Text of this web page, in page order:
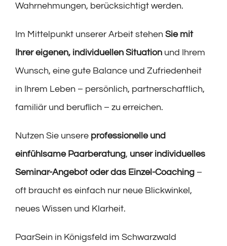
Wahrnehmungen, berücksichtigt werden.
Im Mittelpunkt unserer Arbeit stehen Sie mit
Ihrer eigenen, individuellen Situation und Ihrem
Wunsch, eine gute Balance und Zufriedenheit
in Ihrem Leben – persönlich, partnerschaftlich,
familiär und beruflich – zu erreichen.
Nutzen Sie unsere professionelle und
einfühlsame Paarberatung, unser individuelles
Seminar-Angebotoder das Einzel-Coaching –
oft braucht es einfach nur neue Blickwinkel,
neues Wissen und Klarheit.
PaarSein in Königsfeld im Schwarzwald